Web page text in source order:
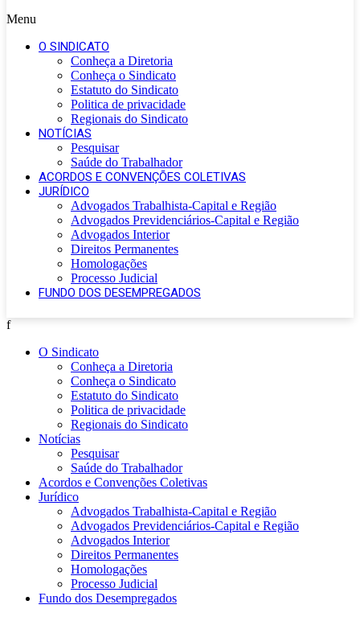
Menu
O SINDICATO
Conheça a Diretoria
Conheça o Sindicato
Estatuto do Sindicato
Politica de privacidade
Regionais do Sindicato
NOTÍCIAS
Pesquisar
Saúde do Trabalhador
ACORDOS E CONVENÇÕES COLETIVAS
JURÍDICO
Advogados Trabalhista-Capital e Região
Advogados Previdenciários-Capital e Região
Advogados Interior
Direitos Permanentes
Homologações
Processo Judicial
FUNDO DOS DESEMPREGADOS
f
O Sindicato
Conheça a Diretoria
Conheça o Sindicato
Estatuto do Sindicato
Politica de privacidade
Regionais do Sindicato
Notícias
Pesquisar
Saúde do Trabalhador
Acordos e Convenções Coletivas
Jurídico
Advogados Trabalhista-Capital e Região
Advogados Previdenciários-Capital e Região
Advogados Interior
Direitos Permanentes
Homologações
Processo Judicial
Fundo dos Desempregados